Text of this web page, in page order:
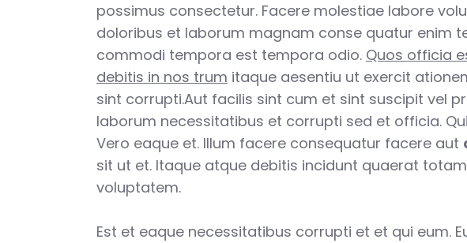
possimus consectetur. Facere molestiae labore
doloribus et laborum magnam conse quatur enim
commodi tempora est tempora odio. Quos officia
debitis in nos trum itaque aesentiu ut exercit
sint corrupti.Aut facilis sint cum et sint suscipit vel
laborum necessitatibus et corrupti sed et officia.
Vero eaque et. Illum facere consequatur facere aut
sit ut et. Itaque atque debitis incidunt quaerat
voluptatem.
Est et eaque necessitatibus corrupti et et qui eum.